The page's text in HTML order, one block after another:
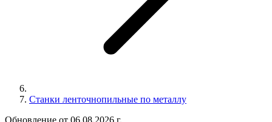
Станки ленточнопильные по металлу
Обновление от 06.08.2026 г.